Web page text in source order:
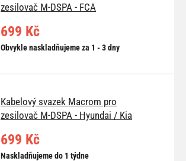
zesilovač M-DSPA - FCA
699 Kč
Obvykle naskladňujeme za 1 - 3 dny
Kabelový svazek Macrom pro
zesilovač M-DSPA - Hyundai / Kia
699 Kč
Naskladňujeme do 1 týdne